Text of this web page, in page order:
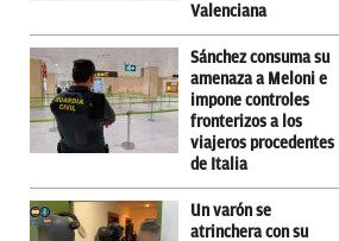
Valenciana
Sánchez consuma su
amenaza a Meloni e
impone controles
fronterizos a los
viajeros procedentes
de Italia
Un varón se
atrinchera con su